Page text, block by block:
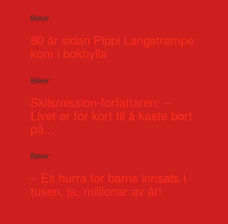
Bøker
80 år sidan Pippi Langstrømpe
kom i bokhylla
Bøker
Skilsmission-forfattaren: –
Livet er for kort til å kaste bort
på...
Bøker
– Eit hurra for barns innsats i
tusen, ja, millionar av år!